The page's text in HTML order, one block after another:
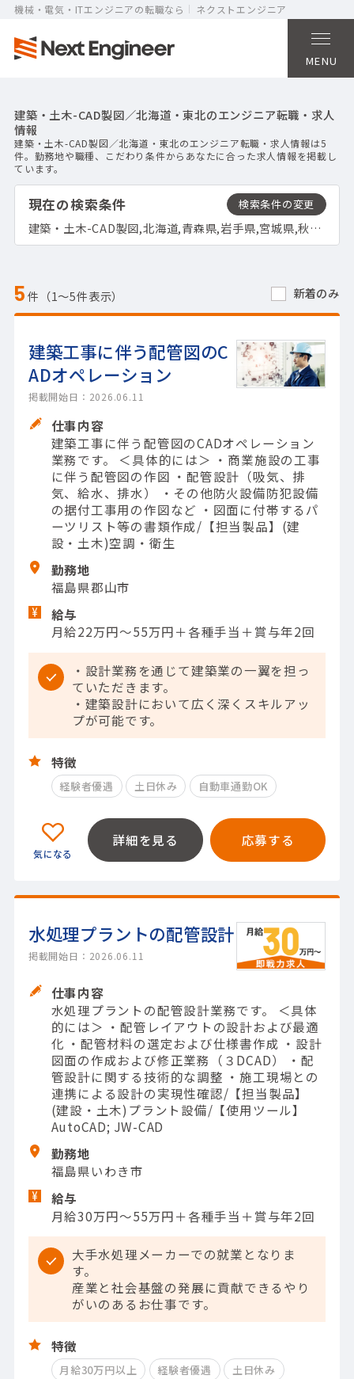
機械・電気・ITエンジニアの転職なら ネクストエンジニア
MENU
建築・土木-CAD製図／北海道・東北のエンジニア転職・求人
情報
建築・土木-CAD製図／北海道・東北のエンジニア転職・求人情報は5
件。勤務地や職種、こだわり条件からあなたに合った求人情報を掲載し
ています。
現在の検索条件
建築・土木-CAD製図,北海道,青森県,岩手県,宮城県,秋田県,山形県,福島県
5件（1〜5件表示） 新着のみ
建築工事に伴う配管図のC
ADオペレーション
掲載開始日：2026.06.11
仕事内容
建築工事に伴う配管図のCADオペレーション
業務です。 ＜具体的には＞ ・商業施設の工事
に伴う配管図の作図 ・配管設計（吸気、排
気、給水、排水） ・その他防火設備防犯設備
の据付工事用の作図など ・図面に付帯するパ
ーツリスト等の書類作成/【担当製品】(建
設・土木)空調・衛生
勤務地
福島県郡山市
給与
月給22万円～55万円＋各種手当＋賞与年2回
・設計業務を通じて建築業の一翼を担っ
ていただきます。
・建築設計において広く深くスキルアッ
プが可能です。
特徴
経験者優遇 土日休み 自動車通勤OK
詳細を見る 応募する
水処理プラントの配管設計
掲載開始日：2026.06.11
仕事内容
水処理プラントの配管設計業務です。 ＜具体
的には＞ ・配管レイアウトの設計および最適
化 ・配管材料の選定および仕様書作成 ・設計
図面の作成および修正業務（３DCAD） ・配
管設計に関する技術的な調整 ・施工現場との
連携による設計の実現性確認/【担当製品】
(建設・土木)プラント設備/【使用ツール】
AutoCAD; JW-CAD
勤務地
福島県いわき市
給与
月給30万円～55万円＋各種手当＋賞与年2回
大手水処理メーカーでの就業となりま
す。
産業と社会基盤の発展に貢献できるやり
がいのあるお仕事です。
特徴
月給30万円以上 経験者優遇
土日休み